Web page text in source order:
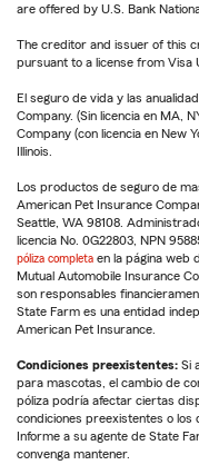
are offered by U.S. Bank
The creditor and issuer of this
pursuant to a license from Visa
El seguro de vida y las
Company. (Sin licencia en MA,
Company (con licencia en New
Illinois.
Los productos de seguro de
American Pet Insurance
Seattle, WA 98108.
licencia No. 0G22803, NPN
póliza completa en la página web
Mutual Automobile Insurance
son responsables
State Farm es una entidad
American Pet Insurance.
Condiciones preexistentes: Si
para mascotas, el cambio de
póliza podría afectar ciertas
condiciones preexistentes o los
Informe a su agente de State
convenga mantener.